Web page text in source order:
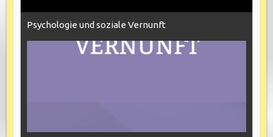
Psychologie und soziale Vernunft